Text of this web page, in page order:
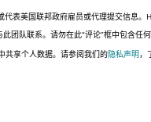
表美国联邦政府雇员或代理提交信息。
此团队联系。请勿在此“评论”框中包含任何
共享个人数据。请参阅我们的隐私声明，